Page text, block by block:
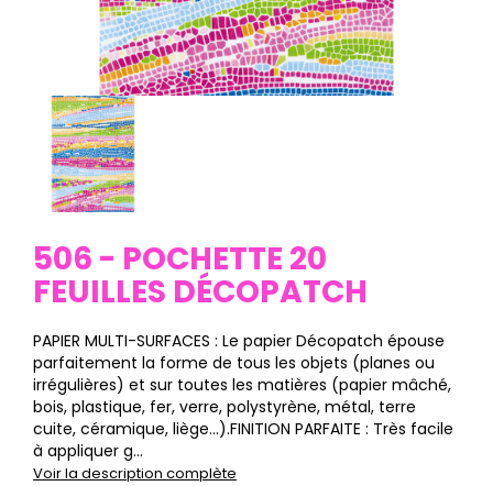
506 - POCHETTE 20
FEUILLES DÉCOPATCH
PAPIER MULTI-SURFACES : Le papier Décopatch épouse
parfaitement la forme de tous les objets (planes ou
irrégulières) et sur toutes les matières (papier mâché,
bois, plastique, fer, verre, polystyrène, métal, terre
cuite, céramique, liège…).FINITION PARFAITE : Très facile
à appliquer g...
Voir la description complète